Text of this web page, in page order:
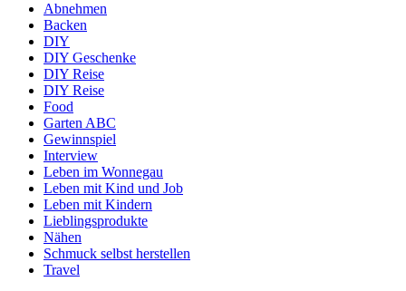
Abnehmen
Backen
DIY
DIY Geschenke
DIY Reise
DIY Reise
Food
Garten ABC
Gewinnspiel
Interview
Leben im Wonnegau
Leben mit Kind und Job
Leben mit Kindern
Lieblingsprodukte
Nähen
Schmuck selbst herstellen
Travel